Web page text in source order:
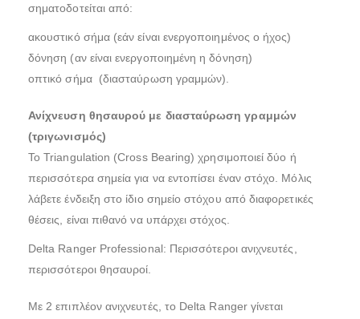
σηματοδοτείται από:
ακουστικό σήμα (εάν είναι ενεργοποιημένος ο ήχος)
δόνηση (αν είναι ενεργοποιημένη η δόνηση)
οπτικό σήμα (διασταύρωση γραμμών).
Ανίχνευση θησαυρού με διασταύρωση γραμμών
(τριγωνισμός)
Το Triangulation (Cross Bearing) χρησιμοποιεί δύο ή
περισσότερα σημεία για να εντοπίσει έναν στόχο. Μόλις
λάβετε ένδειξη στο ίδιο σημείο στόχου από διαφορετικές
θέσεις, είναι πιθανό να υπάρχει στόχος.
Delta Ranger Professional: Περισσότεροι ανιχνευτές,
περισσότεροι θησαυροί.
Με 2 επιπλέον ανιχνευτές, το Delta Ranger γίνεται